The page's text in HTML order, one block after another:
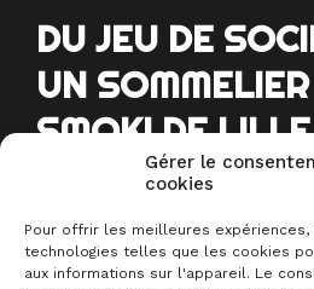
Gérer le
cookies
Pour offrir les meilleures expériences,
technologies telles que les cookies
aux informations sur l'appareil. Le
DU JEU DE
UN
SMOKI DE LILLE
Le Meeple Barbu
de vous retrouver